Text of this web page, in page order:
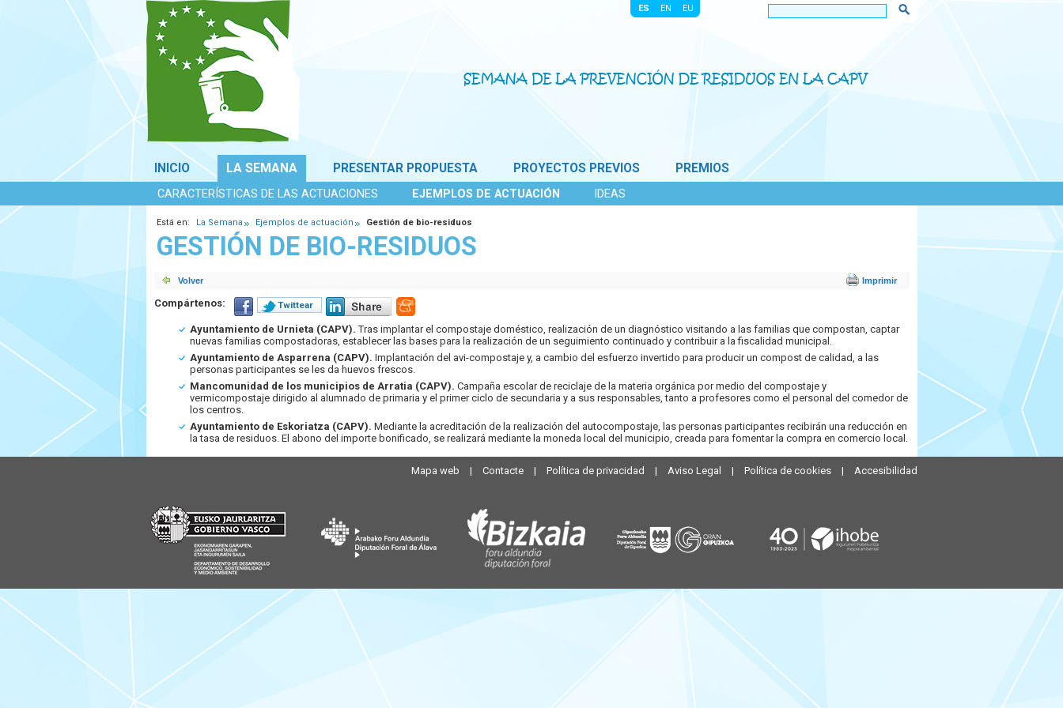
INICIO LA SEMANA PRESENTAR PROPUESTA PROYECTOS PREVIOS PREMIOS
CARACTERÍSTICAS DE LAS ACTUACIONES EJEMPLOS DE ACTUACIÓN IDEAS
Está en: La Semana Ejemplos de actuación Gestión de bio-residuos
GESTIÓN DE BIO-RESIDUOS
Compártenos: Twittear
Ayuntamiento de Urnieta (CAPV). Tras implantar el compostaje doméstico, realización de un diagnóstico visitando a las familias que compostan, captar
nuevas familias compostadoras, establecer las bases para la realización de un seguimiento continuado y contribuir a la fiscalidad municipal.
Ayuntamiento de Asparrena (CAPV). Implantación del avi-compostaje y, a cambio del esfuerzo invertido para producir un compost de calidad, a las
personas participantes se les da huevos frescos.
Mancomunidad de los municipios de Arratia (CAPV). Campaña escolar de reciclaje de la materia orgánica por medio del compostaje y
vermicompostaje dirigido al alumnado de primaria y el primer ciclo de secundaria y a sus responsables, tanto a profesores como el personal del comedor de
los centros.
Ayuntamiento de Eskoriatza (CAPV). Mediante la acreditación de la realización del autocompostaje, las personas participantes recibirán una reducción en
la tasa de residuos. El abono del importe bonificado, se realizará mediante la moneda local del municipio, creada para fomentar la compra en comercio local.
Mapa web | Contacte | Política de privacidad | Aviso Legal | Política de cookies | Accesibilidad